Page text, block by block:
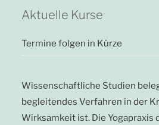
Aktuelle Kurse
Termine folgen in Kürze
Wissenschaftliche Studien
begleitendes Verfahren in der
Wirksamkeit ist. Die Yogapraxis